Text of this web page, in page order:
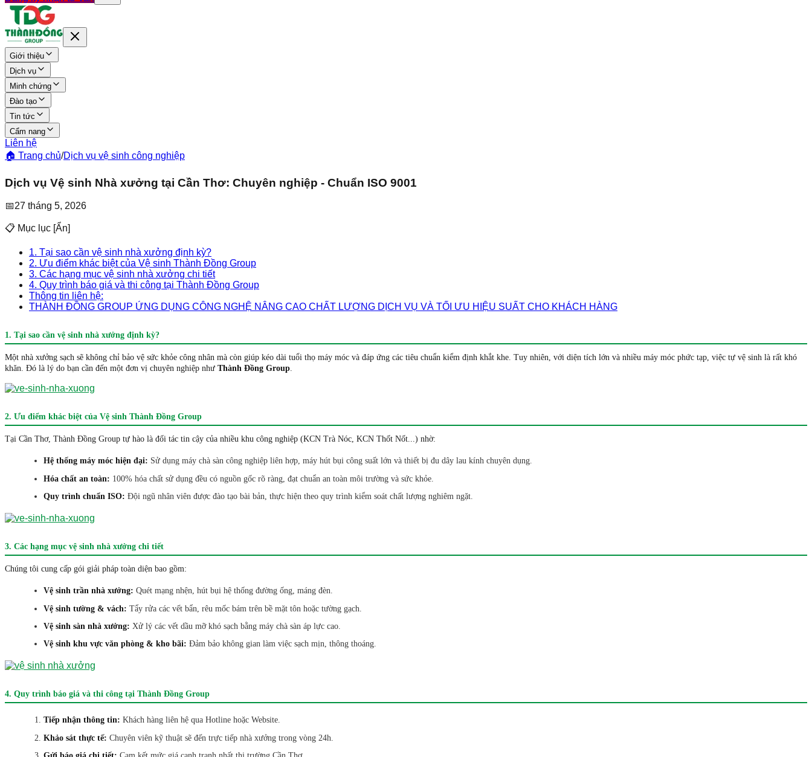
Giới thiệu
Dịch vụ
Minh chứng
Đào tạo
Tin tức
Cẩm nang
Liên hệ
🏠 Trang chủ/Dịch vụ vệ sinh công nghiệp
Dịch vụ Vệ sinh Nhà xưởng tại Cần Thơ: Chuyên nghiệp - Chuẩn ISO 9001
📅27 tháng 5, 2026
📋 Mục lục [Ẩn]
​1. Tại sao cần vệ sinh nhà xưởng định kỳ?
​2. Ưu điểm khác biệt của Vệ sinh Thành Đồng Group
3. Các hạng mục vệ sinh nhà xưởng chi tiết
4. Quy trình báo giá và thi công tại Thành Đồng Group
Thông tin liên hệ:
THÀNH ĐỒNG GROUP ỨNG DỤNG CÔNG NGHỆ NÂNG CAO CHẤT LƯỢNG DỊCH VỤ VÀ TỐI ƯU HIỆU SUẤT CHO KHÁCH HÀNG
1. Tại sao cần vệ sinh nhà xưởng định kỳ?
Một nhà xưởng sạch sẽ không chỉ bảo vệ sức khỏe công nhân mà còn giúp kéo dài tuổi thọ máy móc và đáp ứng các tiêu chuẩn kiểm định khắt khe. Tuy nhiên, với diện tích lớn và nhiều máy móc phức tạp, việc tự vệ sinh là rất khó
khăn. Đó là lý do bạn cần đến một đơn vị chuyên nghiệp như Thành Đồng Group.
2. Ưu điểm khác biệt của Vệ sinh Thành Đồng Group
Tại Cần Thơ, Thành Đồng Group tự hào là đối tác tin cậy của nhiều khu công nghiệp (KCN Trà Nóc, KCN Thốt Nốt...) nhờ:
Hệ thống máy móc hiện đại: Sử dụng máy chà sàn công nghiệp liên hợp, máy hút bụi công suất lớn và thiết bị đu dây lau kính chuyên dụng.
Hóa chất an toàn: 100% hóa chất sử dụng đều có nguồn gốc rõ ràng, đạt chuẩn an toàn môi trường và sức khỏe.
Quy trình chuẩn ISO: Đội ngũ nhân viên được đào tạo bài bản, thực hiện theo quy trình kiểm soát chất lượng nghiêm ngặt.
3. Các hạng mục vệ sinh nhà xưởng chi tiết
Chúng tôi cung cấp gói giải pháp toàn diện bao gồm:
Vệ sinh trần nhà xưởng: Quét mạng nhện, hút bụi hệ thống đường ống, máng đèn.
Vệ sinh tường & vách: Tẩy rửa các vết bẩn, rêu mốc bám trên bề mặt tôn hoặc tường gạch.
Vệ sinh sàn nhà xưởng: Xử lý các vết dầu mỡ khó sạch bằng máy chà sàn áp lực cao.
Vệ sinh khu vực văn phòng & kho bãi: Đảm bảo không gian làm việc sạch mịn, thông thoáng.
4. Quy trình báo giá và thi công tại Thành Đồng Group
Tiếp nhận thông tin: Khách hàng liên hệ qua Hotline hoặc Website.
Khảo sát thực tế: Chuyên viên kỹ thuật sẽ đến trực tiếp nhà xưởng trong vòng 24h.